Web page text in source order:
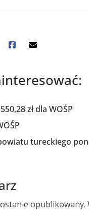
zł dla WOŚP
tureckiego
opublikowany.